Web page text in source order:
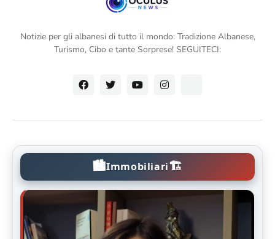
Notizie per gli albanesi di tutto il mondo: Tradizione Albanese,
Turismo, Cibo e tante Sorprese! SEGUITECI:
🏙️Immobiliari🏗️